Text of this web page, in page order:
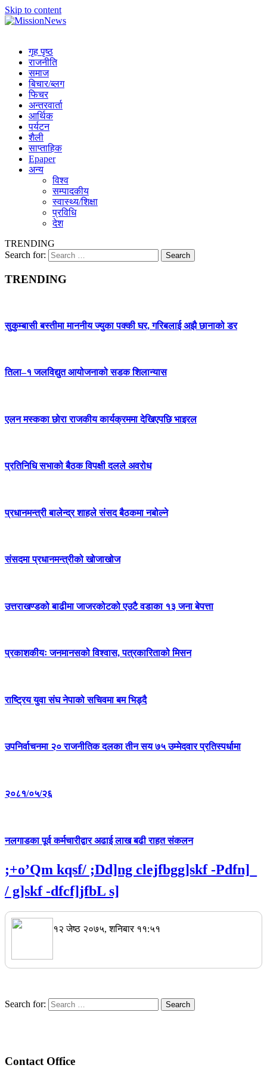
Skip to content
गृह पृष्ठ
राजनीति
समाज
बिचार/ब्लग
फिचर
अन्तरवार्ता
आर्थिक
पर्यटन
शैली
साप्ताहिक
Epaper
अन्य
विश्व
सम्पादकीय
स्वास्थ्य/शिक्षा
प्रविधि
देश
TRENDING
Search for:
TRENDING
सुकुम्बासी बस्तीमा माननीय ज्युका पक्की घर, गरिबलाई अझै छानाको डर
तिला–१ जलविद्युत आयोजनाको सडक शिलान्यास
एलन मस्कका छोरा राजकीय कार्यक्रममा देखिएपछि भाइरल
प्रतिनिधि सभाको बैठक विपक्षी दलले अवरोध
प्रधानमन्त्री बालेन्द्र शाहले संसद बैठकमा नबोल्ने
संसदमा प्रधानमन्त्रीको खोजाखोज
उत्तराखण्डको बाढीमा जाजरकोटको एउटै वडाका १३ जना बेपत्ता
प्रकाशकीयः जनमानसको विश्वास, पत्रकारिताको मिसन
राष्ट्रिय युवा संघ नेपाको सचिवमा बम भिड्दै
उपनिर्वाचनमा २० राजनीतिक दलका तीन सय ७५ उम्मेदवार प्रतिस्पर्धामा
२०८१/०५/२६
नलगाडका पूर्व कर्मचारीद्वार अढाई लाख बढी राहत संकलन
;+o’Qm kqsf/ ;Dd]ng clejfbgg]skf -Pdfn]_
/ g]skf -dfcf]jfbL s]
१२ जेष्ठ २०७५, शनिबार ११:५१
Search for:
Contact Office